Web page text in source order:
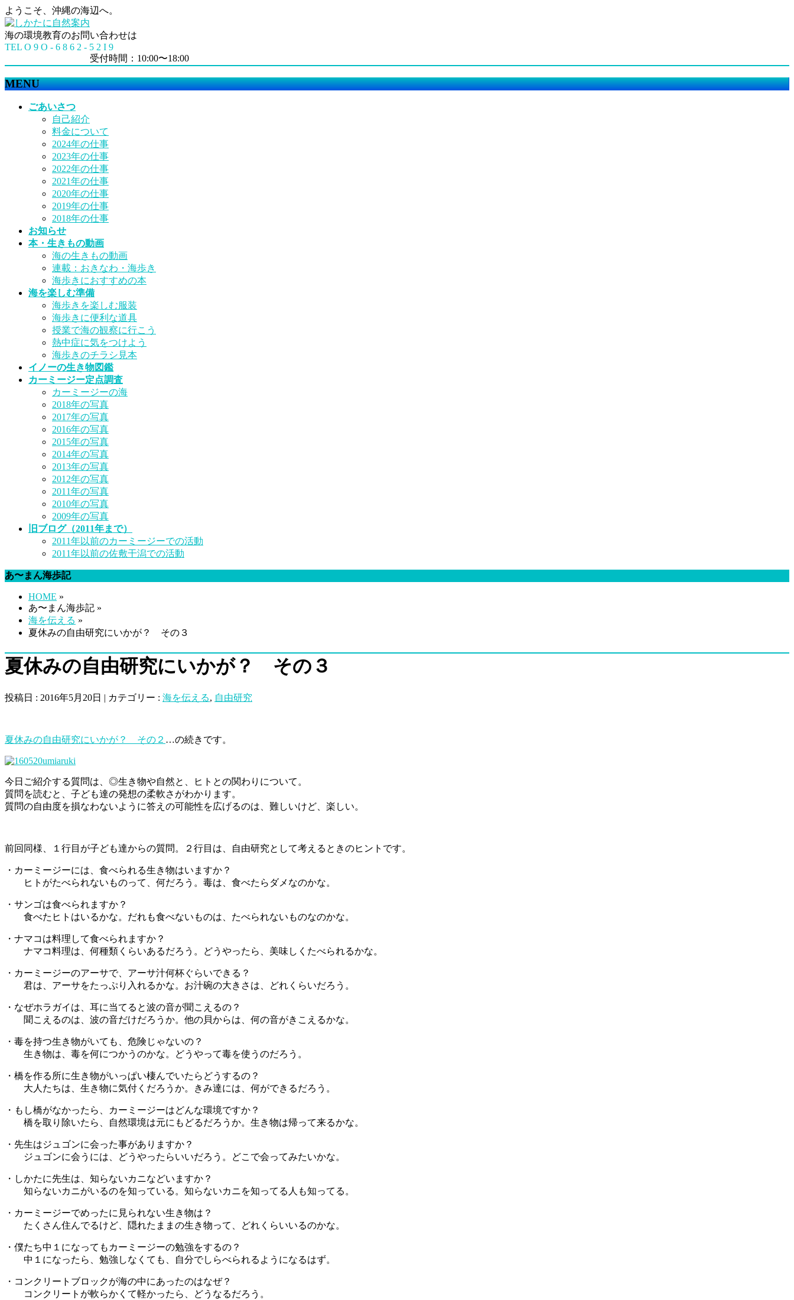
ようこそ、沖縄の海辺へ。
海の環境教育のお問い合わせは
TEL O 9 O - 6 8 6 2 - 5 2 I 9
受付時間：10:00〜18:00
MENU
ごあいさつ
自己紹介
料金について
2024年の仕事
2023年の仕事
2022年の仕事
2021年の仕事
2020年の仕事
2019年の仕事
2018年の仕事
お知らせ
本・生きもの動画
海の生きもの動画
連載：おきなわ・海歩き
海歩きにおすすめの本
海を楽しむ準備
海歩きを楽しむ服装
海歩きに便利な道具
授業で海の観察に行こう
熱中症に気をつけよう
海歩きのチラシ見本
イノーの生き物図鑑
カーミージー定点調査
カーミージーの海
2018年の写真
2017年の写真
2016年の写真
2015年の写真
2014年の写真
2013年の写真
2012年の写真
2011年の写真
2010年の写真
2009年の写真
旧ブログ（2011年まで）
2011年以前のカーミージーでの活動
2011年以前の佐敷干潟での活動
あ〜まん海歩記
HOME »
あ〜まん海歩記 »
海を伝える »
夏休みの自由研究にいかが？ その３
夏休みの自由研究にいかが？ その３
投稿日 : 2016年5月20日 | カテゴリー : 海を伝える, 自由研究
夏休みの自由研究にいかが？ その２ …の続きです。
今日ご紹介する質問は、◎生き物や自然と、ヒトとの関わりについて。
質問を読むと、子ども達の発想の柔軟さがわかります。
質問の自由度を損なわないように答えの可能性を広げるのは、難しいけど、楽しい。
前回同様、１行目が子ども達からの質問。２行目は、自由研究として考えるときのヒントです。
・カーミージーには、食べられる生き物はいますか？
ヒトがたべられないものって、何だろう。毒は、食べたらダメなのかな。
・サンゴは食べられますか？
食べたヒトはいるかな。だれも食べないものは、たべられないものなのかな。
・ナマコは料理して食べられますか？
ナマコ料理は、何種類くらいあるだろう。どうやったら、美味しくたべられるかな。
・カーミージーのアーサで、アーサ汁何杯ぐらいできる？
君は、アーサをたっぷり入れるかな。お汁碗の大きさは、どれくらいだろう。
・なぜホラガイは、耳に当てると波の音が聞こえるの？
聞こえるのは、波の音だけだろうか。他の貝からは、何の音がきこえるかな。
・毒を持つ生き物がいても、危険じゃないの？
生き物は、毒を何につかうのかな。どうやって毒を使うのだろう。
・橋を作る所に生き物がいっぱい棲んでいたらどうするの？
大人たちは、生き物に気付くだろうか。きみ達には、何ができるだろう。
・もし橋がなかったら、カーミージーはどんな環境ですか？
橋を取り除いたら、自然環境は元にもどるだろうか。生き物は帰って来るかな。
・先生はジュゴンに会った事がありますか？
ジュゴンに会うには、どうやったらいいだろう。どこで会ってみたいかな。
・しかたに先生は、知らないカニなどいますか？
知らないカニがいるのを知っている。知らないカニを知ってる人も知ってる。
・カーミージーでめったに見られない生き物は？
たくさん住んでるけど、隠れたままの生き物って、どれくらいいるのかな。
・僕たち中１になってもカーミージーの勉強をするの？
中１になったら、勉強しなくても、自分でしらべられるようになるはず。
・コンクリートブロックが海の中にあったのはなぜ？
コンクリートが軟らかくて軽かったら、どうなるだろう。